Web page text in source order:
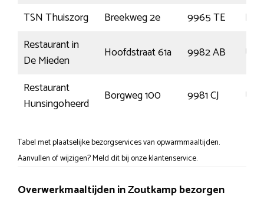
TSN Thuiszorg
Breekweg 2e 9965 TE
Restaurant in
De Mieden
Hoofdstraat 61a 9982 AB
Restaurant
Hunsingoheerd
Borgweg 100 9981 CJ
Tabel met plaatselijke bezorgservices van opwarmmaaltijden.
Aanvullen of wijzigen? Meld dit bij onze klantenservice.
Overwerkmaaltijden in Zoutkamp bezorgen